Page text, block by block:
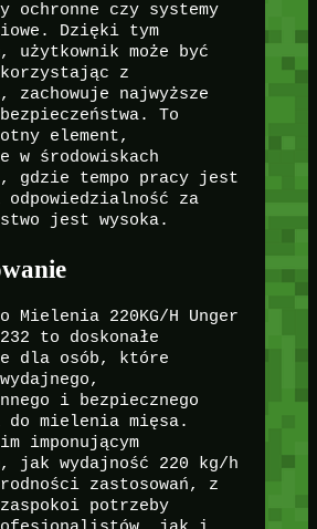
ochronne czy systemy
Dzięki tym
użytkownik może być
z
zachowuje najwyższe
To
element,
w środowiskach
gdzie tempo pracy jest
za
jest wysoka.
Mielenia 220KG/H Unger
to doskonałe
dla osób, które
i bezpiecznego
do mielenia mięsa.
imponującym
jak wydajność 220 kg/h
zastosowań, z
potrzeby